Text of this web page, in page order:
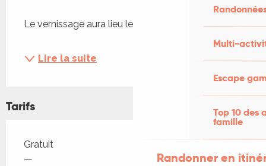
Multi-
Escape
Top 10 des
famille
Randonner en
Le vernissage aura lieu le vendredi 26...
Lire la suite
Tarifs
Tarifs 2026
Gratuit
—